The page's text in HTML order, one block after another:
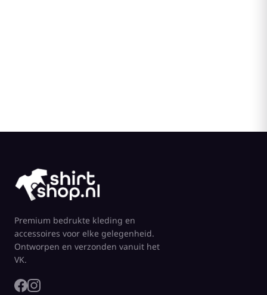
Premium bedrukte kleding en
accessoires voor elke gelegenheid.
Ontworpen en verzonden vanuit het
VK.